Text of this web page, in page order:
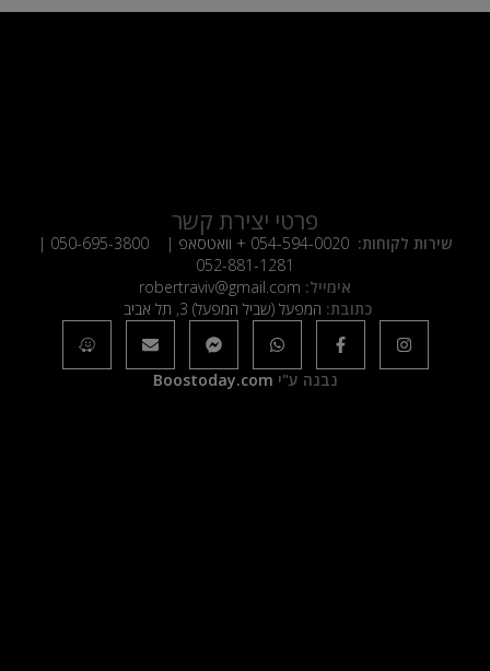
פרטי יצירת קשר
שירות לקוחות: 054-594-0020 + וואטסאפ | 050-695-3800
|
052-881-1281
אימייל: robertraviv@gmail.com
כתובת: המפעל (שביל המפעל) 3, תל אביב
נבנה ע"י Boostoday.com